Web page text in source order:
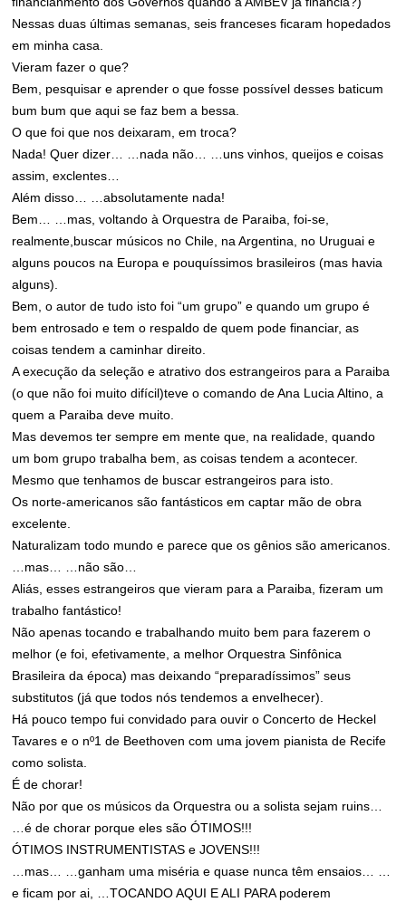
Nessas duas últimas semanas, seis franceses ficaram hopedados
em minha casa.
Vieram fazer o que?
Bem, pesquisar e aprender o que fosse possível desses baticum
bum bum que aqui se faz bem a bessa.
O que foi que nos deixaram, em troca?
Nada! Quer dizer… …nada não… …uns vinhos, queijos e coisas
assim, exclentes…
Além disso… …absolutamente nada!
Bem… …mas, voltando à Orquestra de Paraiba, foi-se,
realmente,buscar músicos no Chile, na Argentina, no Uruguai e
alguns poucos na Europa e pouquíssimos brasileiros (mas havia
alguns).
Bem, o autor de tudo isto foi “um grupo” e quando um grupo é
bem entrosado e tem o respaldo de quem pode financiar, as
coisas tendem a caminhar direito.
A execução da seleção e atrativo dos estrangeiros para a Paraiba
(o que não foi muito difícil)teve o comando de Ana Lucia Altino, a
quem a Paraiba deve muito.
Mas devemos ter sempre em mente que, na realidade, quando
um bom grupo trabalha bem, as coisas tendem a acontecer.
Mesmo que tenhamos de buscar estrangeiros para isto.
Os norte-americanos são fantásticos em captar mão de obra
excelente.
Naturalizam todo mundo e parece que os gênios são americanos.
…mas… …não são…
Aliás, esses estrangeiros que vieram para a Paraiba, fizeram um
trabalho fantástico!
Não apenas tocando e trabalhando muito bem para fazerem o
melhor (e foi, efetivamente, a melhor Orquestra Sinfônica
Brasileira da época) mas deixando “preparadíssimos” seus
substitutos (já que todos nós tendemos a envelhecer).
Há pouco tempo fui convidado para ouvir o Concerto de Heckel
Tavares e o nº1 de Beethoven com uma jovem pianista de Recife
como solista.
É de chorar!
Não por que os músicos da Orquestra ou a solista sejam ruins…
…é de chorar porque eles são ÓTIMOS!!!
ÓTIMOS INSTRUMENTISTAS e JOVENS!!!
…mas… …ganham uma miséria e quase nunca têm ensaios… …
e ficam por ai, …TOCANDO AQUI E ALI PARA poderem